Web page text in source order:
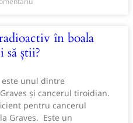
în boala
să știi?
este unul dintre
și cancerul tiroidian.
pentru cancerul
Graves. Este un